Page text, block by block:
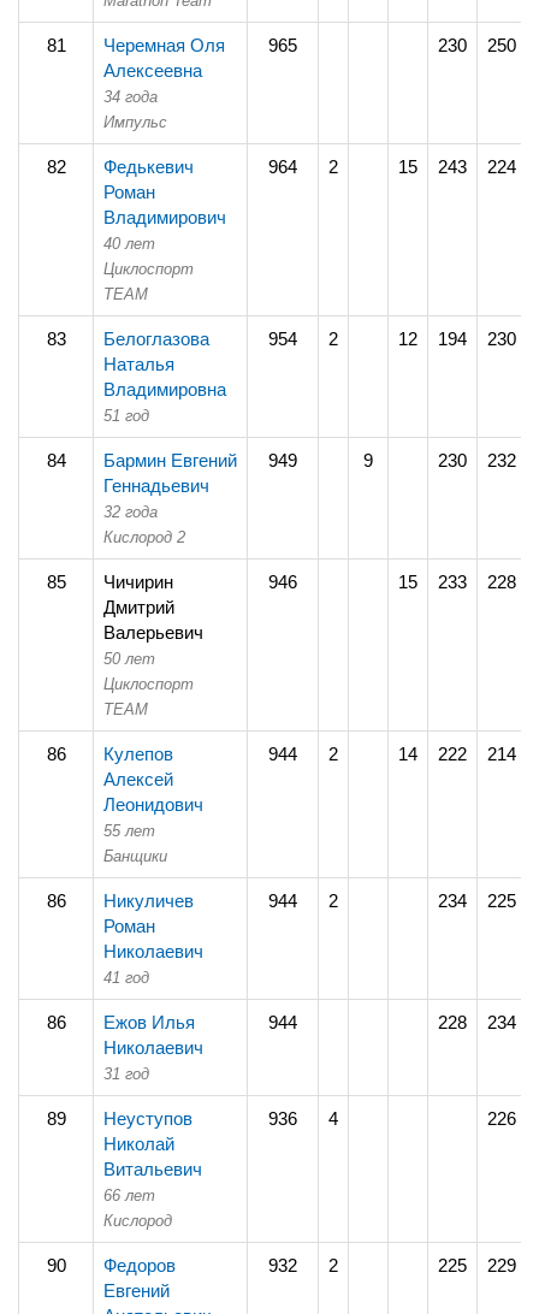
81
Черемная Оля
Алексеевна
34 года
Импульс
965 230 250
82
Федькевич
Роман
Владимирович
40 лет
Циклоспорт
TEAM
964 2 15 243 224
83
Белоглазова
Наталья
Владимировна
51 год
954 2 12 194 230
84
Бармин Евгений
Геннадьевич
32 года
Кислород 2
949 9 230 232
85
Чичирин
Дмитрий
Валерьевич
50 лет
Циклоспорт
TEAM
946 15 233 228
86
Кулепов
Алексей
Леонидович
55 лет
Банщики
944 2 14 222 214
86
Никуличев
Роман
Николаевич
41 год
944 2 234 225
86
Ежов Илья
Николаевич
31 год
944 228 234
89
Неуступов
Николай
Витальевич
66 лет
Кислород
936 4 226
90
Федоров
Евгений
932 2 225 229